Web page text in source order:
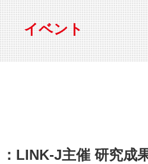
閉じる
LINK-J主催・共催
LINK-J協賛・協力
インタビュー
コラム
会員プレスリリース
募集
紹介
ト
イベント
LINK-J主催 研究成